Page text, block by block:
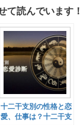
て読んでいます！
十二干支別の性格と恋
愛、仕事は？十二干支